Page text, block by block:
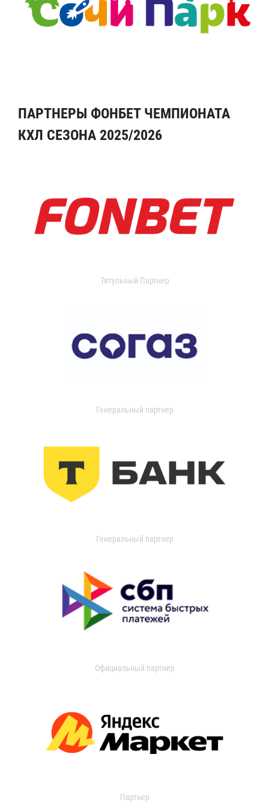
ПАРТНЕРЫ ФОНБЕТ ЧЕМПИОНАТА
КХЛ СЕЗОНА 2025/2026
Титульный Партнер
Генеральный партнер
Генеральный партнер
Официальный партнер
Партнер